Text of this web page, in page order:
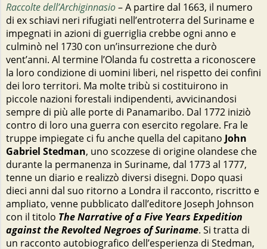
Raccolte dell’Archiginnasio– A partire dal 1663, il numero
di ex schiavi neri rifugiati nell’entroterra del Suriname e
impegnati in azioni di guerriglia crebbe ogni anno e
culminò nel 1730 con un’insurrezione che durò
vent’anni. Al termine l’Olanda fu costretta a riconoscere
la loro condizione di uomini liberi, nel rispetto dei confini
dei loro territori. Ma molte tribù si costituirono in
piccole nazioni forestali indipendenti, avvicinandosi
sempre di più alle porte di Panamaribo. Dal 1772 iniziò
contro di loro una guerra con esercito regolare. Fra le
truppe impiegate ci fu anche quella del capitano John
Gabriel Stedman, uno scozzese di origine olandese che
durante la permanenza in Suriname, dal 1773 al 1777,
tenne un diario e realizzò diversi disegni. Dopo quasi
dieci anni dal suo ritorno a Londra il racconto, riscritto e
ampliato, venne pubblicato dall’editore Joseph Johnson
con il titolo The Narrative of a Five Years Expedition
against the Revolted Negroes of Suriname. Si tratta di
un racconto autobiografico dell’esperienza di Stedman,